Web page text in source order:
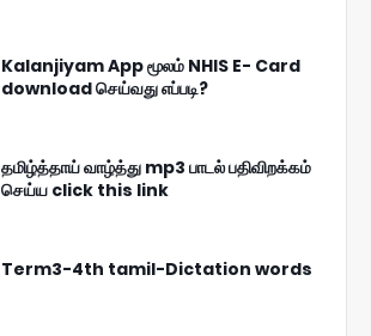
Kalanjiyam App மூலம் NHIS E- Card
download செய்வது எப்படி?
தமிழ்த்தாய் வாழ்த்து mp3 பாடல் பதிவிறக்கம்
செய்ய click this link
Term3-4th tamil-Dictation words